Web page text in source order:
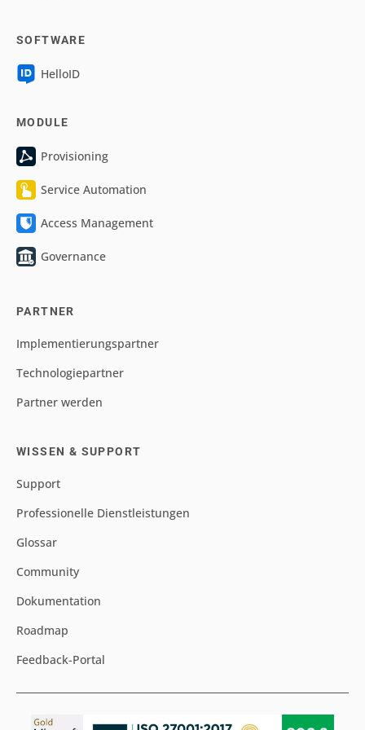
SOFTWARE
HelloID
MODULE
Provisioning
Service Automation
Access Management
Governance
PARTNER
Implementierungspartner
Technologiepartner
Partner werden
WISSEN & SUPPORT
Support
Professionelle Dienstleistungen
Glossar
Community
Dokumentation
Roadmap
Feedback-Portal